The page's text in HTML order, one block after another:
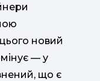
новий
— у
що є